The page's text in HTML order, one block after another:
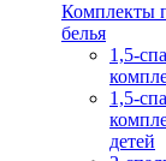
Комплекты
белья
1,5-
1,5-
детей